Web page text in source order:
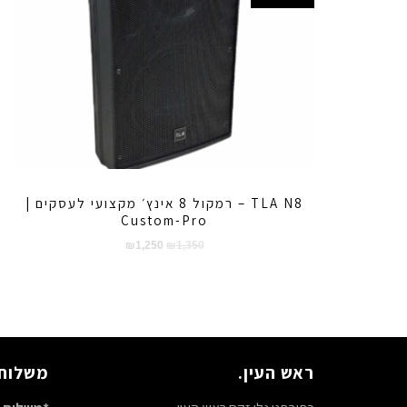
TLA N8 – רמקול 8 אינץ׳ מקצועי לעסקים |
Custom-Pro
₪1,350
המחיר₪ 1,250
ראש העין.